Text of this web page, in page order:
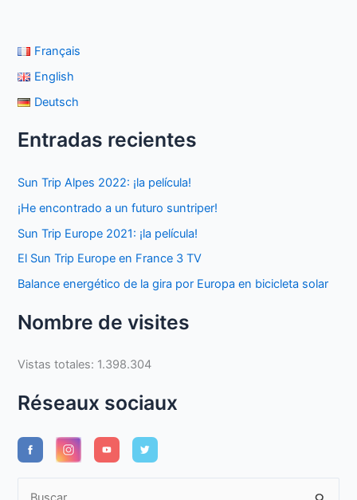
Français
English
Deutsch
Entradas recientes
Sun Trip Alpes 2022: ¡la película!
¡He encontrado a un futuro suntriper!
Sun Trip Europe 2021: ¡la película!
El Sun Trip Europe en France 3 TV
Balance energético de la gira por Europa en bicicleta solar
Nombre de visites
Vistas totales: 1.398.304
Réseaux sociaux